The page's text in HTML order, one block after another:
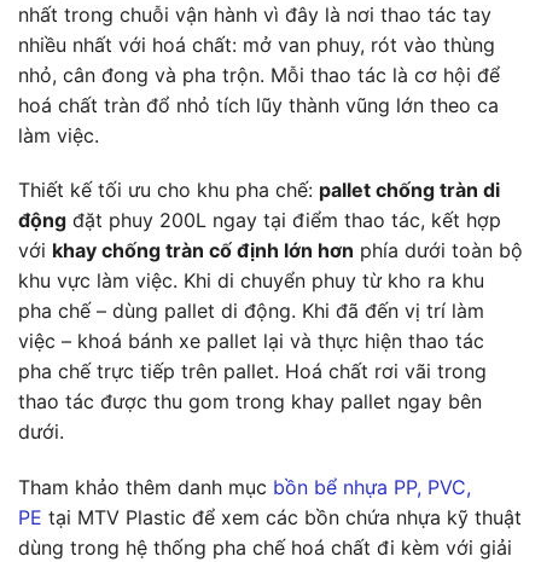
nhất trong chuỗi vận hành vì đây là nơi thao tác tay
nhiều nhất với hoá chất: mở van phuy, rót vào thùng
nhỏ, cân đong và pha trộn. Mỗi thao tác là cơ hội để
hoá chất tràn đổ nhỏ tích lũy thành vũng lớn theo ca
làm việc.
Thiết kế tối ưu cho khu pha chế: pallet chống tràn di
động đặt phuy 200L ngay tại điểm thao tác, kết hợp
với khay chống tràn cố định lớn hơn phía dưới toàn bộ
khu vực làm việc. Khi di chuyển phuy từ kho ra khu
pha chế – dùng pallet di động. Khi đã đến vị trí làm
việc – khoá bánh xe pallet lại và thực hiện thao tác
pha chế trực tiếp trên pallet. Hoá chất rơi vãi trong
thao tác được thu gom trong khay pallet ngay bên
dưới.
Tham khảo thêm danh mục bồn bể nhựa PP, PVC,
PE tại MTV Plastic để xem các bồn chứa nhựa kỹ thuật
dùng trong hệ thống pha chế hoá chất đi kèm với giải